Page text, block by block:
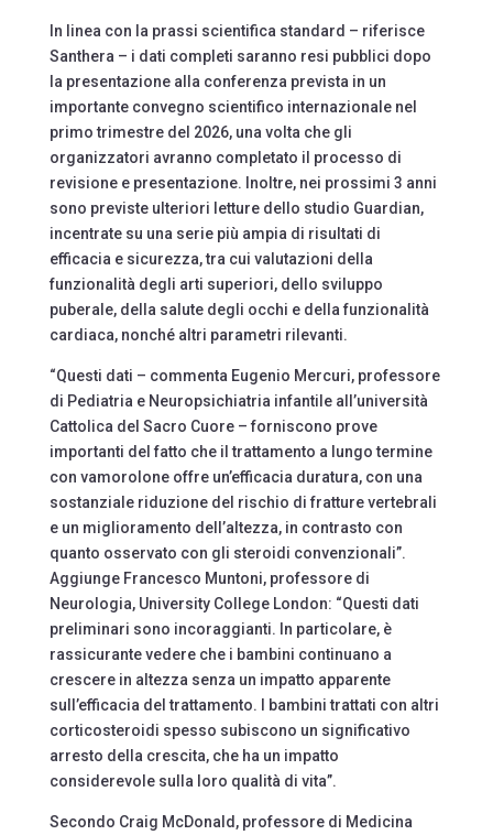
In linea con la prassi scientifica standard – riferisce
Santhera – i dati completi saranno resi pubblici dopo
la presentazione alla conferenza prevista in un
importante convegno scientifico internazionale nel
primo trimestre del 2026, una volta che gli
organizzatori avranno completato il processo di
revisione e presentazione. Inoltre, nei prossimi 3 anni
sono previste ulteriori letture dello studio Guardian,
incentrate su una serie più ampia di risultati di
efficacia e sicurezza, tra cui valutazioni della
funzionalità degli arti superiori, dello sviluppo
puberale, della salute degli occhi e della funzionalità
cardiaca, nonché altri parametri rilevanti.
“Questi dati – commenta Eugenio Mercuri, professore
di Pediatria e Neuropsichiatria infantile all’università
Cattolica del Sacro Cuore – forniscono prove
importanti del fatto che il trattamento a lungo termine
con vamorolone offre un’efficacia duratura, con una
sostanziale riduzione del rischio di fratture vertebrali
e un miglioramento dell’altezza, in contrasto con
quanto osservato con gli steroidi convenzionali”.
Aggiunge Francesco Muntoni, professore di
Neurologia, University College London: “Questi dati
preliminari sono incoraggianti. In particolare, è
rassicurante vedere che i bambini continuano a
crescere in altezza senza un impatto apparente
sull’efficacia del trattamento. I bambini trattati con altri
corticosteroidi spesso subiscono un significativo
arresto della crescita, che ha un impatto
considerevole sulla loro qualità di vita”.
Secondo Craig McDonald, professore di Medicina